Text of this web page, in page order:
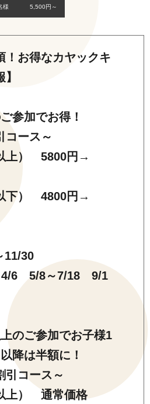
様 5,500円～
！お得なカヤックキ
参加でお得！
コース～
上） 5800円→
下） 4800円→
30
4/6 5/8～7/18 9/1
のご参加でお子様1
降は半額に！
引コース～
上） 通常価格